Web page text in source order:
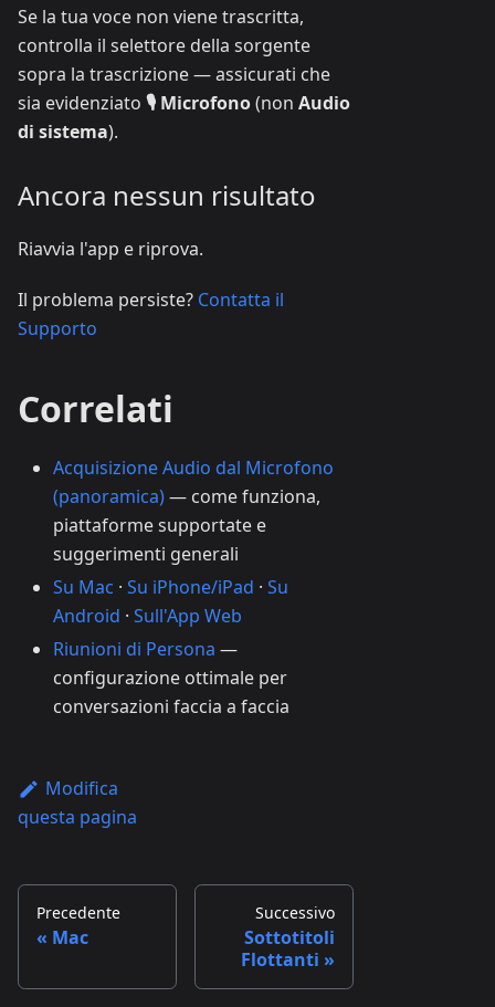
Se la tua voce non viene trascritta,
controlla il selettore della sorgente
sopra la trascrizione — assicurati che
sia evidenziato 🎙️ Microfono(non Audio
di sistema).
Ancora nessun risultato
Riavvia l'app e riprova.
Il problema persiste? Contatta il
Supporto
Correlati
Acquisizione Audio dal Microfono
(panoramica)— come funziona,
piattaforme supportate e
suggerimenti generali
Su Mac · Su iPhone/iPad · Su
Android · Sull'App Web
Riunioni di Persona —
configurazione ottimale per
conversazioni faccia a faccia
Modifica
questa pagina
Precedente
Mac
Successivo
Sottotitoli
Flottanti